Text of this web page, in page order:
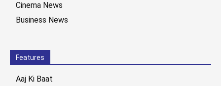
Cinema News
Business News
Features
Aaj Ki Baat